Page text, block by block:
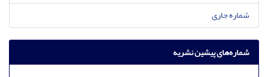
شماره جاری
شماره‌های پیشین نشریه